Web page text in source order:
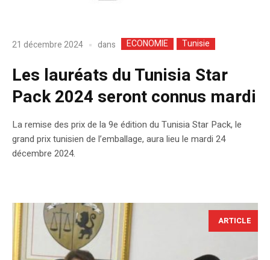
21 décembre 2024 dans ECONOMIE Tunisie
Les lauréats du Tunisia Star
Pack 2024 seront connus mardi
La remise des prix de la 9e édition du Tunisia Star Pack, le
grand prix tunisien de l’emballage, aura lieu le mardi 24
décembre 2024.
ARTICLE